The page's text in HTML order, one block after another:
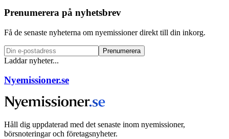
Prenumerera på nyhetsbrev
Få de senaste nyheterna om nyemissioner direkt till din inkorg.
Prenumerera
Laddar nyheter...
Nyemissioner.se
Håll dig uppdaterad med det senaste inom nyemissioner,
börsnoteringar och företagsnyheter.